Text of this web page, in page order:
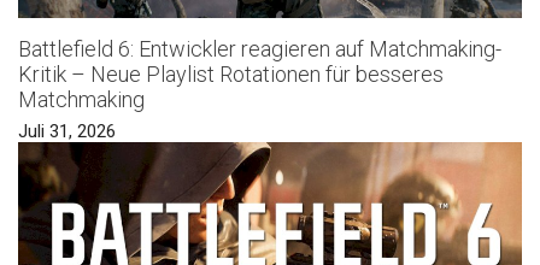
Battlefield 6: Entwickler reagieren auf Matchmaking-
Kritik – Neue Playlist Rotationen für besseres
Matchmaking
Juli 31, 2026